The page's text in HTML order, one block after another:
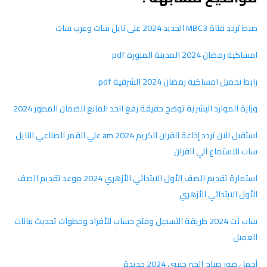
ضبط تردد قناة MBC3 الجديد 2024 على نايل سات وعرب سات
امساكية رمضان 2024 المدينة المنورة pdf
رابط تحميل امساكية رمضان 2024 الشرقية pdf
وزارة الموارد البشرية توضح حقيقة رفع الحد المانع للضمان المطور 2024
استقبل الان تردد إذاعة القران الكريم am 2024 علي القمر الصناعي النايل
سات للاستماع الي القران
استمارة تقديم الصف الأول الابتدائي الأزهري 2024 موعد تقديم الصف
الأول الابتدائي الأزهري
ساب نت 2024 طريقة التسجيل وفتح حساب للأفراد وخطوات تحديث بيانات
العميل
أجمل صور صباح الخير حبيبي 2024 جديدة